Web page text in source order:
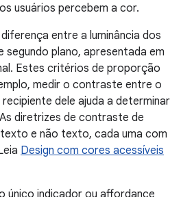
usuários percebem a cor.
entre a luminância dos
segundo plano, apresentada em
Estes critérios de proporção
medir o contraste entre o
dele ajuda a determinar
diretrizes de contraste de
e não texto, cada uma com
Design com cores acessíveis